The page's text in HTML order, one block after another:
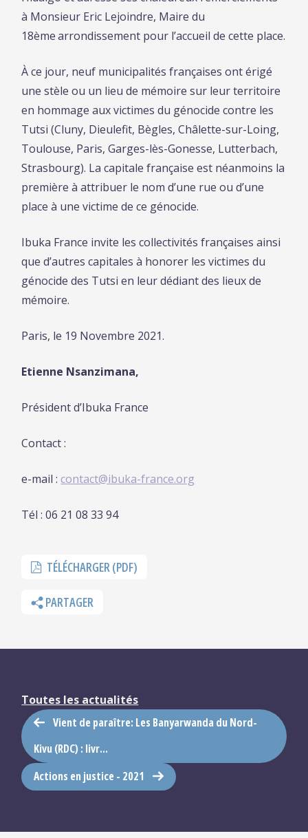
à Monsieur Eric Lejoindre, Maire du
18èmearrondissement pour l’accueil de cette place.
À ce jour, neuf municipalités françaises ont érigé
une stèle ou un lieu de mémoire sur leur territoire
en hommage aux victimes du génocide contre les
Tutsi (Cluny, Dieulefit, Bègles, Châlette-sur-Loing,
Toulouse, Paris, Garges-lès-Gonesse, Lutterbach,
Strasbourg). La capitale française est néanmoins la
première à attribuer le nom d’une rue ou d’une
place à une victime de ce génocide.
Ibuka France invite les collectivités françaises ainsi
que d’autres capitales à honorer les victimes du
génocide des Tutsi en leur dédiant des lieux de
mémoire.
Paris, le 19 Novembre 2021.
Etienne Nsanzimana,
Président d’Ibuka France
Contact :
e-mail : contact@ibuka-france.org
Tél : 06 21 08 33 94
TÉLÉCHARGER (PDF)
PARTAGER
Toutes les actualités
Vient de paraître: Les Banyarwanda du Nord-
Kivu (RDC) : livr...
Actions en justice - 2021